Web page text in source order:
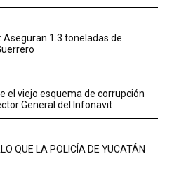
Aseguran 1.3 toneladas de
el viejo esquema de corrupción
General del Infonavit
QUE LA POLICÍA DE YUCATÁN